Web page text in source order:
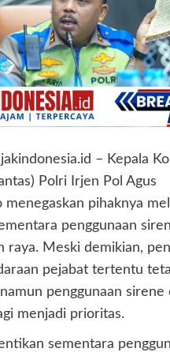
– Kepala
Polri Irjen Pol Agus
menegaskan pihaknya
penggunaan
raya. Meski demikian,
pejabat tertentu
penggunaan sirene
menjadi prioritas.
sementara